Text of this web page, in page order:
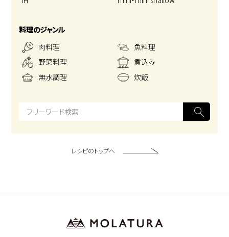
料理のジャンル
肉料理
魚料理
野菜料理
煮込み
無水調理
炊飯
レシピのトップへ